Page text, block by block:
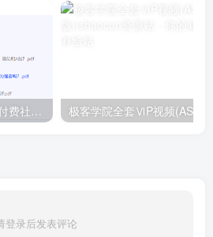
【每天都会更新】最新付费社群公众号文章 极客学院全套ⅥP视频(AS版)
登录后发表评论